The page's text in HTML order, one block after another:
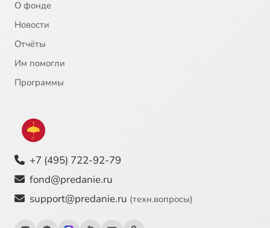
О фонде
Новости
Отчёты
Им помогли
Программы
+7 (495) 722-92-79
fond@predanie.ru
support@predanie.ru (техн.вопросы)